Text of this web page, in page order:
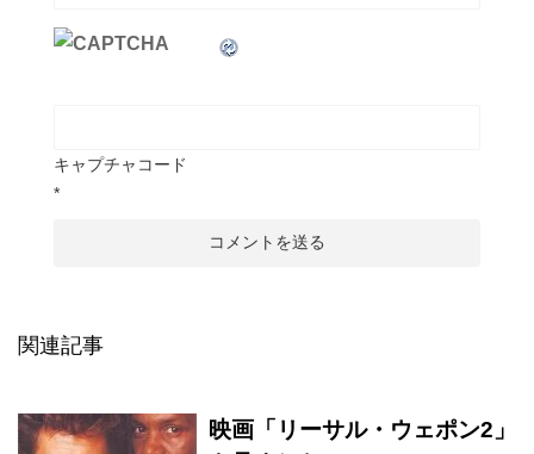
キャプチャコード
*
関連記事
映画「リーサル・ウェポン2」